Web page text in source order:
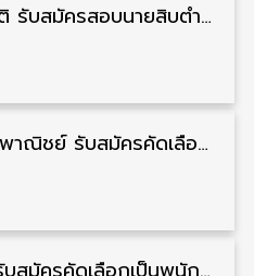
สำนักงานตำรวจแห่งชาติ รับสมัครสอบนายสิบตำรวจ วุฒิ ม.6/ปวช. 6,000 อัตรา รับสมัคร 8 – 19 สิงหาคม
สำนักงานปลัดกระทรวงพาณิชย์ รับสมัครคัดเลือกพนักงานราชการ วุฒิ ปวส./ป.ตรี 11 อัตรา รับสมัคร 10 – 21 สิงหาคม